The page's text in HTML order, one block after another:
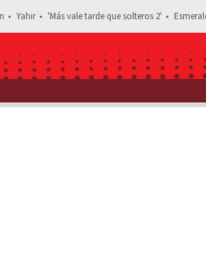
Yahir 'Más vale tarde que solteros 2'
Sammy Marrero, salsero puertorriqueño